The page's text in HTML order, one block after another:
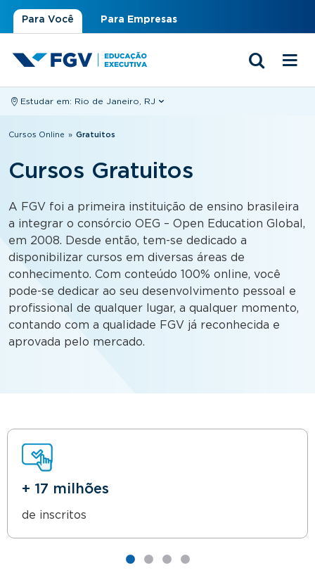
Para Você Para Empresas
Estudar em: Rio de Janeiro, RJ
Você está aqui
Cursos Online » Gratuitos
Cursos Gratuitos
A FGV foi a primeira instituição de ensino brasileira
a integrar o consórcio OEG – Open Education Global,
em 2008. Desde então, tem-se dedicado a
disponibilizar cursos em diversas áreas de
conhecimento. Com conteúdo 100% online, você
pode-se dedicar ao seu desenvolvimento pessoal e
profissional de qualquer lugar, a qualquer momento,
contando com a qualidade FGV já reconhecida e
aprovada pelo mercado.
+ 17 milhões
de inscritos